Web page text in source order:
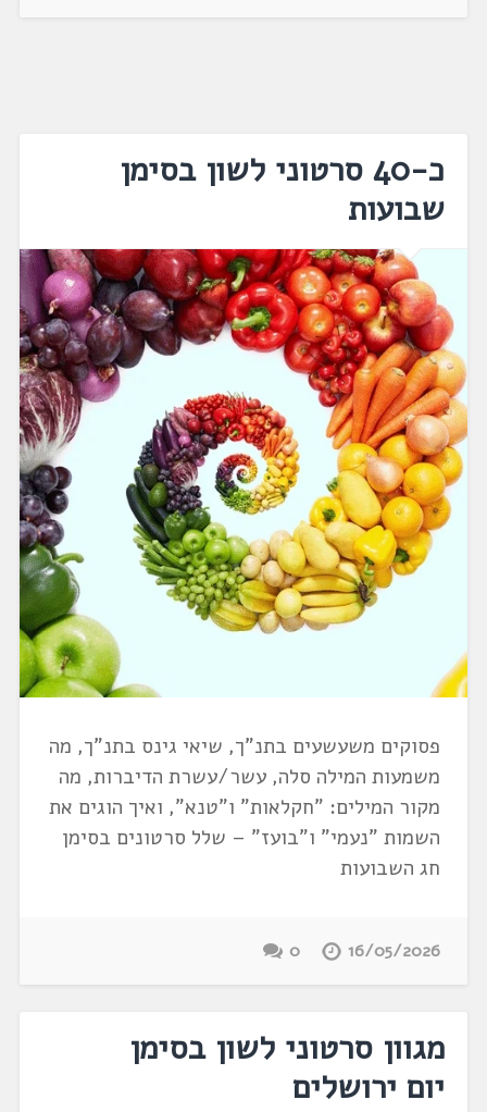
כ-40 סרטוני לשון בסימן
שבועות
פסוקים משעשעים בתנ"ך, שיאי גינס בתנ"ך, מה
משמעות המילה סלה, עשר/עשרת הדיברות, מה
מקור המילים: "חקלאות" ו"טנא", ואיך הוגים את
השמות "נעמי" ו"בועז" – שלל סרטונים בסימן
חג השבועות
16/05/2026
0
מגוון סרטוני לשון בסימן
יום ירושלים